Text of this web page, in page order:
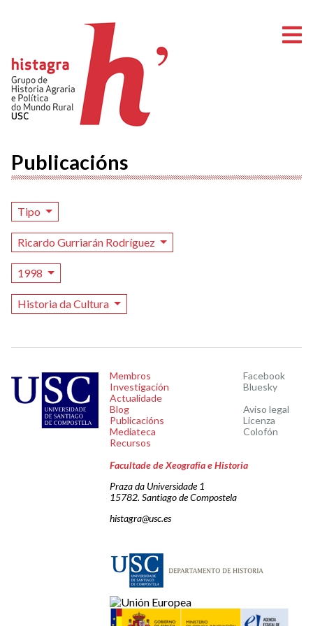
Publicacións
Tipo
Ricardo Gurriarán Rodríguez
1998
Historia da Cultura
Membros
Investigación
Actualidade
Blog
Publicacións
Mediateca
Recursos
Facebook
Bluesky
Aviso legal
Licenza
Colofón
Facultade de Xeografía e Historia
Praza da Universidade 1
15782. Santiago de Compostela
histagra@usc.es